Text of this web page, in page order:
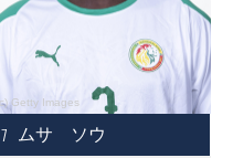
7 ムサ ソウ